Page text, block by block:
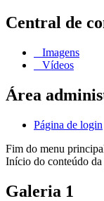
Central de
Imagens
Vídeos
Área
Página de login
Fim do menu
Início do conteúdo da
Galeria 1